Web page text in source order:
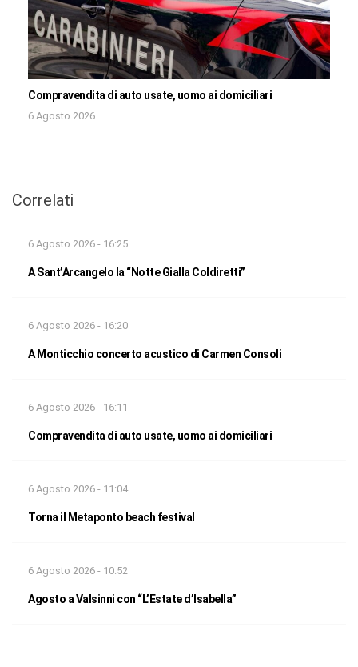
Compravendita di auto usate, uomo ai domiciliari
6 Agosto 2026
Correlati
6 Agosto 2026 - 16:25
A Sant’Arcangelo la “Notte Gialla Coldiretti”
6 Agosto 2026 - 16:20
A Monticchio concerto acustico di Carmen Consoli
6 Agosto 2026 - 16:11
Compravendita di auto usate, uomo ai domiciliari
6 Agosto 2026 - 11:04
Torna il Metaponto beach festival
6 Agosto 2026 - 10:52
Agosto a Valsinni con “L’Estate d’Isabella”